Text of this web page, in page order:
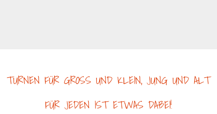
TURNEN FÜR GROSS UND KLEIN, JUNG UND ALT
FÜR JEDEN IST ETWAS DABEI!